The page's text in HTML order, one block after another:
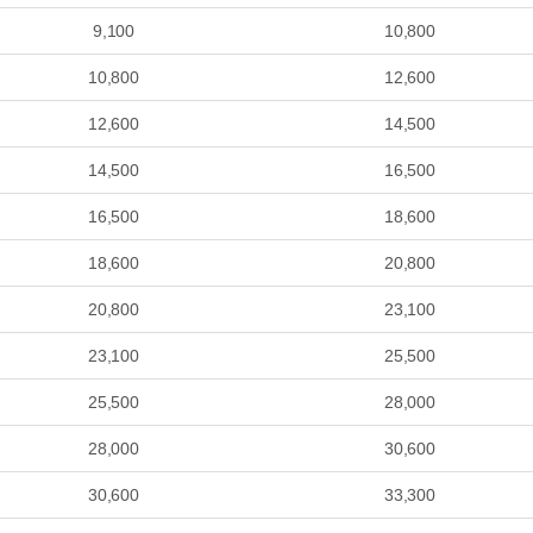
9,100 10,800
10,800 12,600
12,600 14,500
14,500 16,500
16,500 18,600
18,600 20,800
20,800 23,100
23,100 25,500
25,500 28,000
28,000 30,600
30,600 33,300